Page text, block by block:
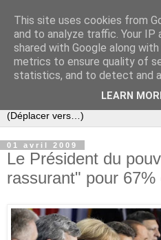
Slovar les
Blog citoyen d'informations,
commentaires depuis 2005
01 avril 2009
Le Président du
rassurant" pour 67%
This site uses cookies from
and to analyze traffic. Your IP
shared with Google along
metrics to ensure quality of
statistics, and to detect and
LEARN